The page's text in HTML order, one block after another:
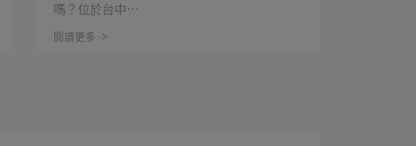
嗎？位於台中⋯
閱讀更多 ->